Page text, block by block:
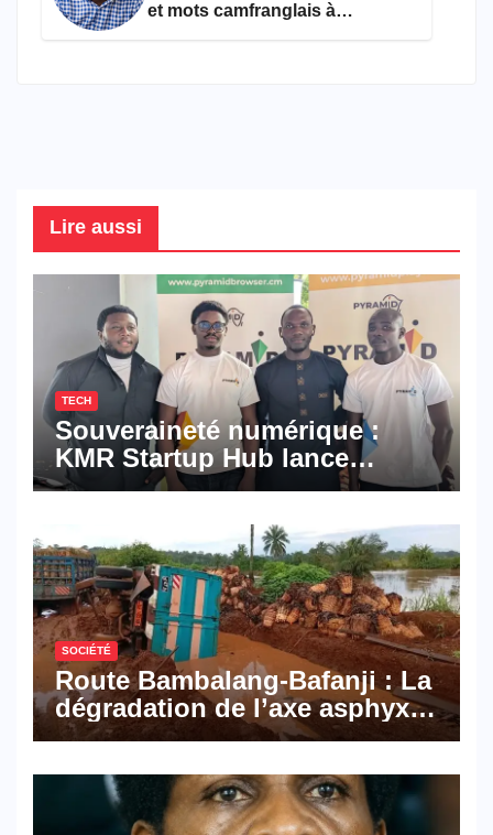
et mots camfranglais à
Lire aussi
TECH
Souveraineté numérique :
KMR Startup Hub lance
Pyramid Browser et Pyramid
numériques made in
Cameroon
SOCIÉTÉ
Route Bambalang-Bafanji : La
dégradation de l’axe asphyxie
les activités économiques